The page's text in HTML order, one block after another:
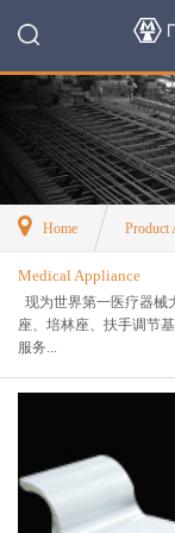
Home Product
Medical Appliance
现为世界第一医疗器械
座、培林座、扶手调节
服务...